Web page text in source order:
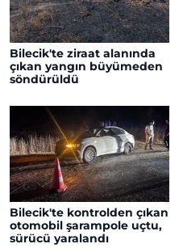
Bilecik'te ziraat alanında
çıkan yangın büyümeden
söndürüldü
Bilecik'te kontrolden çıkan
otomobil şarampole uçtu,
sürücü yaralandı